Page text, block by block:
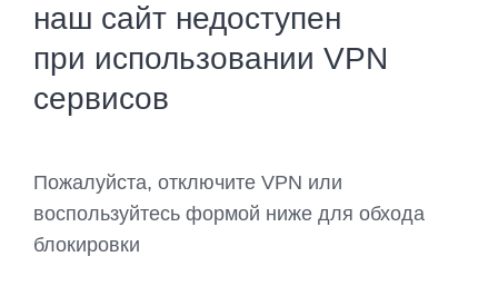
наш сайт недоступен
при использовании VPN
сервисов
Пожалуйста, отключите VPN или
воспользуйтесь формой ниже для обхода
блокировки